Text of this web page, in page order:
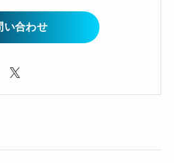
い合わせ